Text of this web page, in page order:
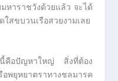
หาราชวังด้วยแล้ว จะได้
สขบวนเรือสวยงามเลย
คือปัญหาใหญ่ สิ่งที่ต้อง
พยุหยาตราทางชลมารค